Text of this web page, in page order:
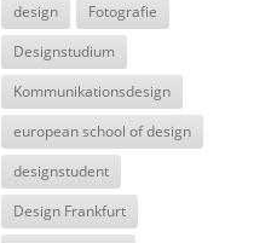
design
Fotografie
Designstudium
Kommunikationsdesign
european school of design
designstudent
Design Frankfurt